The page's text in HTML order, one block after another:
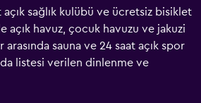
sağlık kulübü ve ücretsiz bisiklet
açık havuz, çocuk havuzu ve jakuzi
arasında sauna ve 24 saat açık spor
listesi verilen dinlenme ve
veya otelin yakınındadır; bu